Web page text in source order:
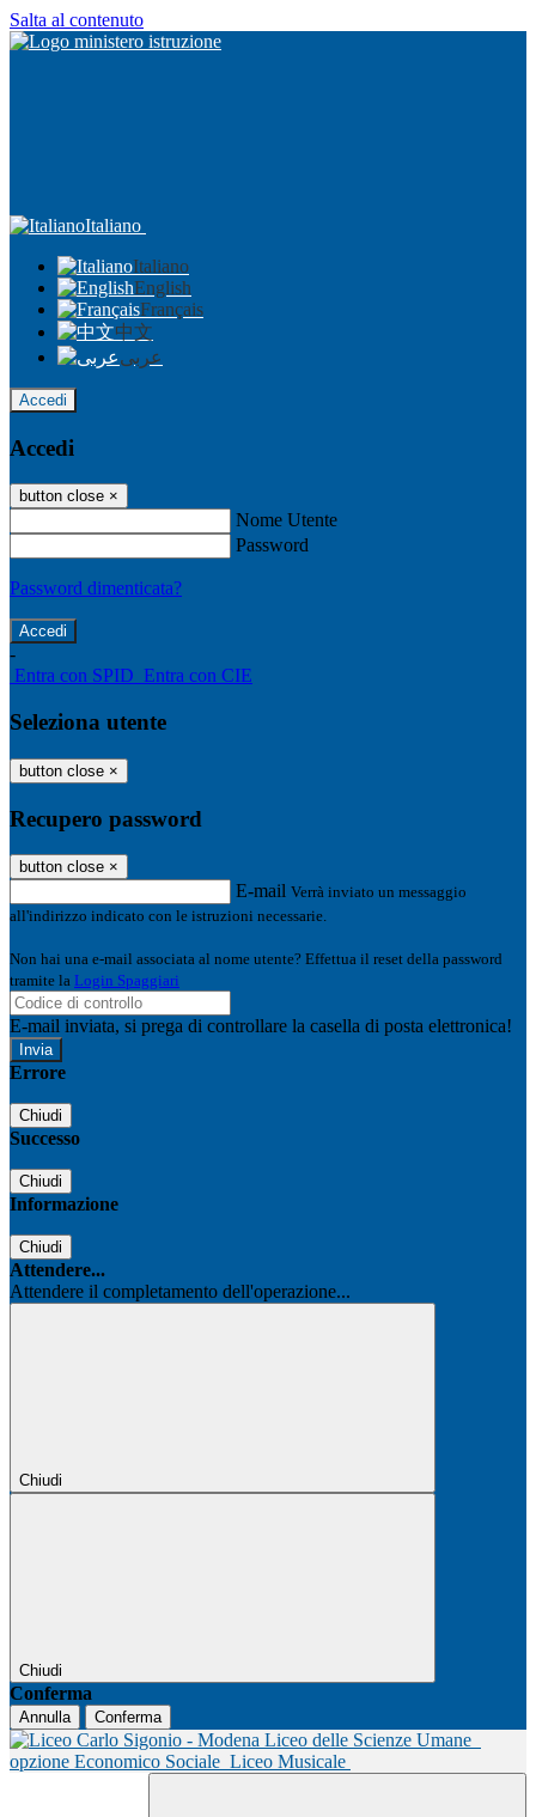
Salta al contenuto
Italiano
Italiano
English
Français
中文
عربى
Accedi
Accedi
button close ×
Nome Utente
Password
Password dimenticata?
-
Entra con SPID Entra con CIE
Seleziona utente
button close ×
Recupero password
button close ×
E-mail Verrà inviato un messaggio
all'indirizzo indicato con le istruzioni necessarie.
Non hai una e-mail associata al nome utente? Effettua il reset della password
tramite la Login Spaggiari
E-mail inviata, si prega di controllare la casella di posta elettronica!
Errore
Chiudi
Successo
Chiudi
Informazione
Chiudi
Attendere...
Attendere il completamento dell'operazione...
Chiudi
Chiudi
Conferma
Annulla Conferma
Liceo delle Scienze Umane
opzione Economico Sociale Liceo Musicale